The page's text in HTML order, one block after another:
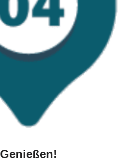
Genießen!